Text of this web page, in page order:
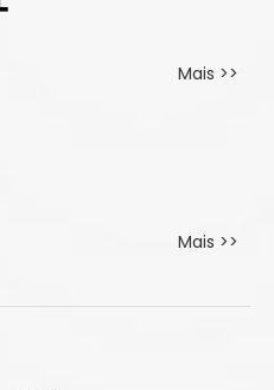
Mais >>
Mais >>